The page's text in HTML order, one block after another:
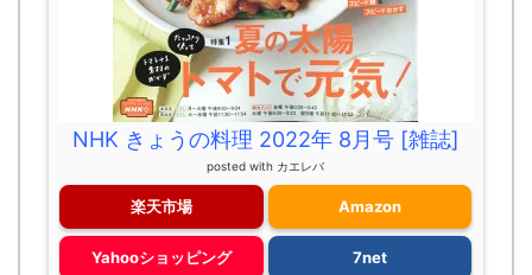
NHK きょうの料理 2022年 8月号 [雑誌]
posted with カエレバ
楽天市場 Amazon
Yahooショッピング 7net